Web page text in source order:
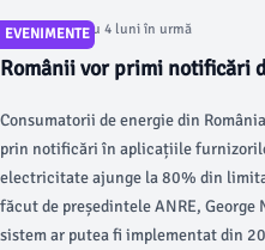
EVENIMENTE
Articol postat cu 4 luni în urmă
Românii vor primi notificări
Consumatorii de energie din
prin notificări în aplicațiile
electricitate ajunge la 80% din
făcut de președintele ANRE,
sistem ar putea fi implementat din